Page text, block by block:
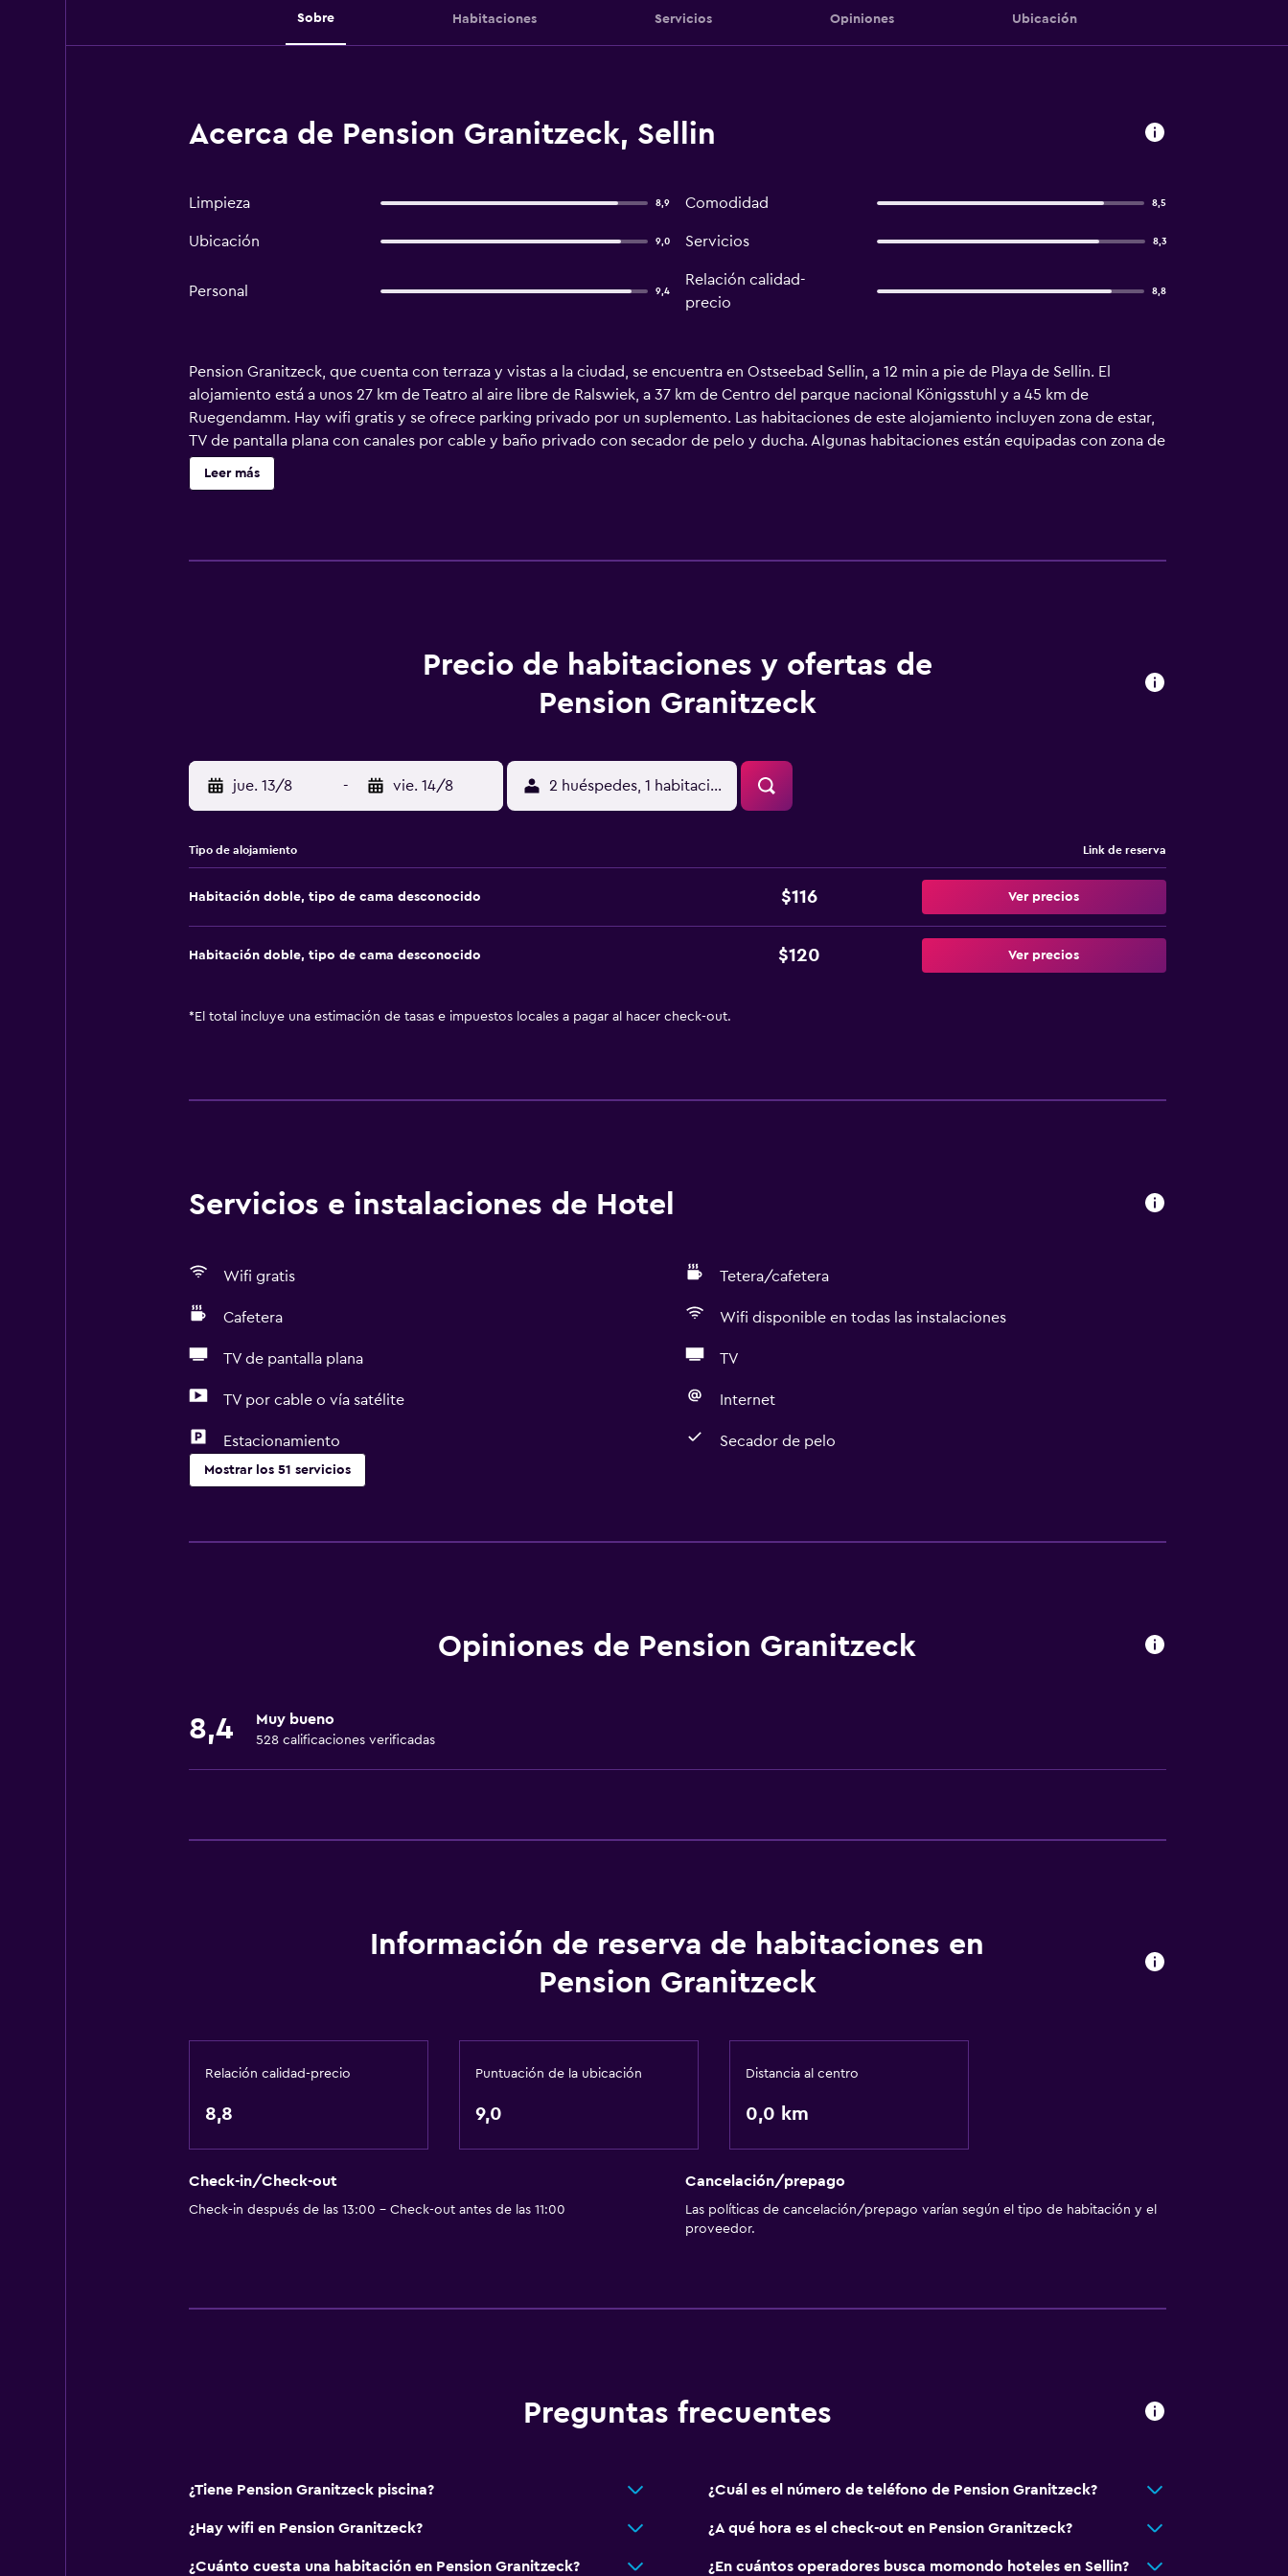
Sobre Habitaciones Servicios Opiniones Ubicación
Acerca de Pension Granitzeck, Sellin
Limpieza 8,9 Comodidad 8,5
Ubicación 9,0 Servicios 8,3
Personal 9,4
Relación calidad-
precio
8,8
Pension Granitzeck, que cuenta con terraza y vistas a la ciudad, se encuentra en Ostseebad Sellin, a 12 min a pie de Playa de Sellin. El
alojamiento está a unos 27 km de Teatro al aire libre de Ralswiek, a 37 km de Centro del parque nacional Königsstuhl y a 45 km de
Ruegendamm. Hay wifi gratis y se ofrece parking privado por un suplemento. Las habitaciones de este alojamiento incluyen zona de estar,
TV de pantalla plana con canales por cable y baño privado con secador de pelo y ducha. Algunas habitaciones están equipadas con zona de
cocina con fogones. En el hostal o pensión, cada habitación está equipada con ropa de cama y toallas. En Pension Granitzeck se sirve un
desayuno buffet. La clientela puede practicar actividades en Ostseebad Sellin y alrededores, como ciclismo. Puerto de Stralsund está a 49
Leer más
Precio de habitaciones y ofertas de
Pension Granitzeck
jue. 13/8 - vie. 14/8 2 huéspedes, 1 habitación
Tipo de alojamiento Link de reserva
Habitación doble, tipo de cama desconocido $116 Ver precios
Habitación doble, tipo de cama desconocido $120 Ver precios
* El total incluye una estimación de tasas e impuestos locales a pagar al hacer check-out.
Servicios e instalaciones de Hotel
Wifi gratis Tetera/cafetera
Cafetera Wifi disponible en todas las instalaciones
TV de pantalla plana TV
TV por cable o vía satélite Internet
Estacionamiento Secador de pelo
Mostrar los 51 servicios
Wifi gratis
Alarma de humo
Tetera eléctrica
Tetera/cafetera
Accesibilidad y adecuación
Baño
Aseo
Papel higiénico
Baño privado
Enchufe cerca de la cama
Despertador
Armario o clóset
Habitaciones familiares
Zona de estar
Vista a la ciudad
Aire libre
Estacionamiento
Servicios y facilidades
Ideal para familias
Opiniones de Pension Granitzeck
8,4 Muy bueno
528 calificaciones verificadas
Información de reserva de habitaciones en
Pension Granitzeck
Relación calidad-precio
8,8
Puntuación de la ubicación
9,0
Distancia al centro
0,0 km
Check-in/Check-out
Check-in después de las 13:00 - Check-out antes de las 11:00
Cancelación/prepago
Las políticas de cancelación/prepago varían según el tipo de habitación y el
proveedor.
Preguntas frecuentes
¿Tiene Pension Granitzeck piscina? ¿Cuál es el número de teléfono de Pension Granitzeck?
¿Hay wifi en Pension Granitzeck? ¿A qué hora es el check-out en Pension Granitzeck?
¿Cuánto cuesta una habitación en Pension Granitzeck? ¿En cuántos operadores busca momondo hoteles en Sellin?